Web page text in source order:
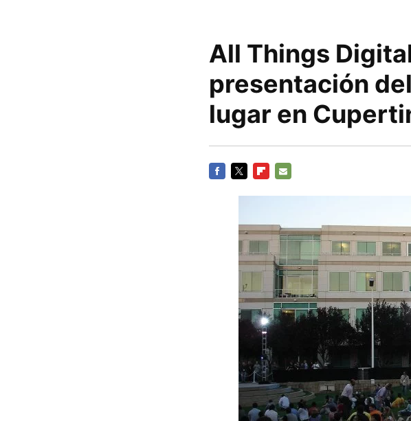
All Things
presentación
lugar en